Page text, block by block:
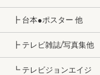
┣ 台本●ポスター 他
┣ テレビ雑誌/写真集他
┗ テレビジョンエイジ